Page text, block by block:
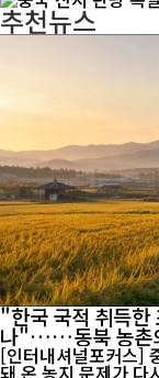
추천뉴스
"한국 국적 취득한
나"……동북 농촌
[인터내셔널포커스]